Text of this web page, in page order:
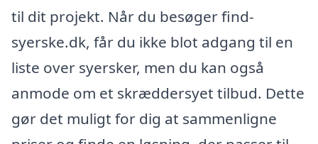
til dit projekt. Når du besøger find-
syerske.dk, får du ikke blot adgang til en
liste over syersker, men du kan også
anmode om et skræddersyet tilbud. Dette
gør det muligt for dig at sammenligne